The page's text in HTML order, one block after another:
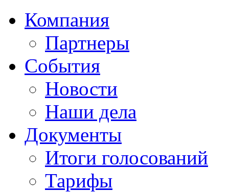
Компания
Партнеры
События
Новости
Наши дела
Документы
Итоги голосований
Тарифы